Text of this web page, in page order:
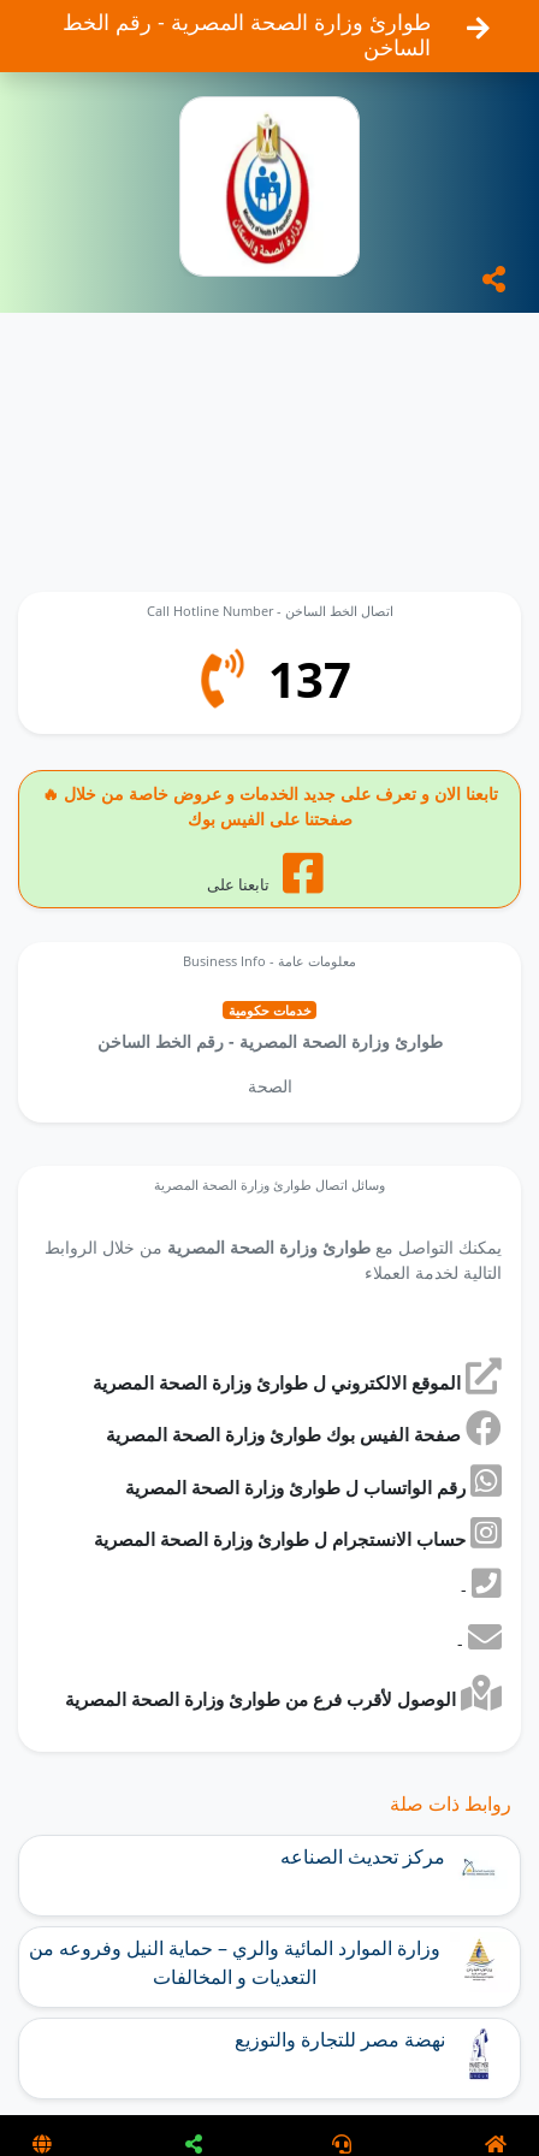
طوارئ وزارة الصحة المصرية - رقم الخط
الساخن
Call Hotline Number - اتصال الخط الساخن
137
🔥 تابعنا الان و تعرف على جديد الخدمات و عروض خاصة من خلال
صفحتنا على الفيس بوك
تابعنا على
Business Info - معلومات عامة
خدمات حكومية
طوارئ وزارة الصحة المصرية - رقم الخط الساخن
الصحة
وسائل اتصال طوارئ وزارة الصحة المصرية
يمكنك التواصل مع طوارئ وزارة الصحة المصرية من خلال الروابط
التالية لخدمة العملاء
-
-
روابط ذات صلة
مركز تحديث الصناعه
وزارة الموارد المائية والري – حماية النيل وفروعه من
التعديات و المخالفات
نهضة مصر للتجارة والتوزيع